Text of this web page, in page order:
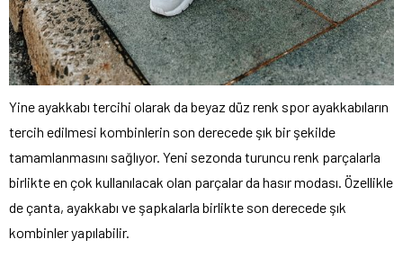
Yine ayakkabı tercihi olarak da beyaz düz renk spor ayakkabıların
tercih edilmesi kombinlerin son derecede şık bir şekilde
tamamlanmasını sağlıyor. Yeni sezonda turuncu renk parçalarla
birlikte en çok kullanılacak olan parçalar da hasır modası. Özellikle
de çanta, ayakkabı ve şapkalarla birlikte son derecede şık
kombinler yapılabilir.